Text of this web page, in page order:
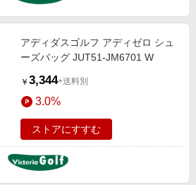
アディダスゴルフ アディゼロ シュ
ーズバッグ JUT51-JM6701 W
￥ 3,344+送料別
3.0%
ストアにすすむ